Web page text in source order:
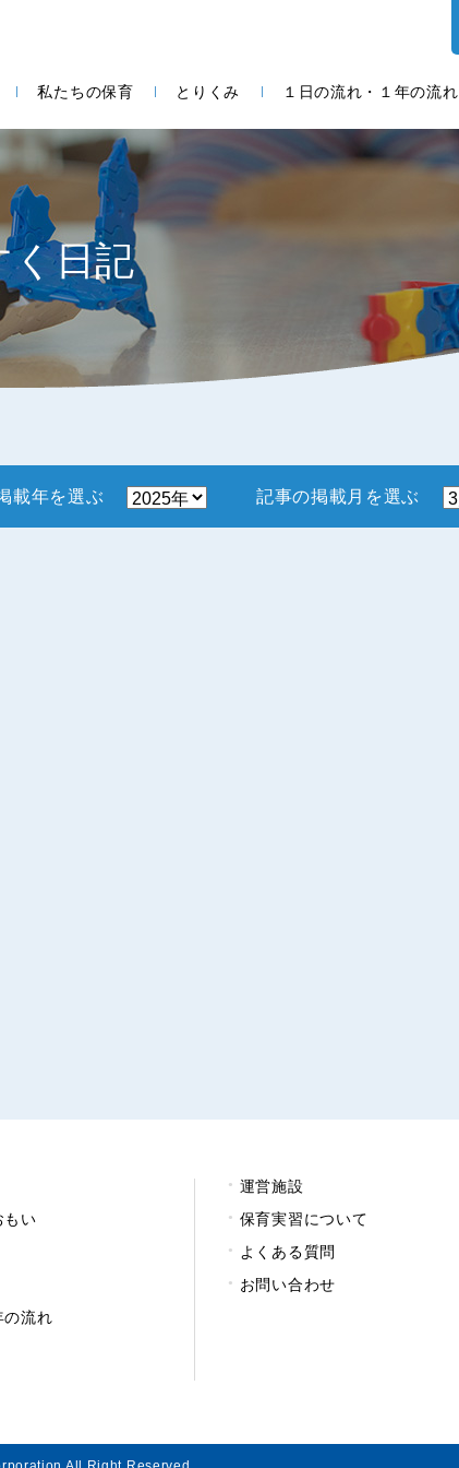
私たちの保育 とりくみ １日の流れ・１年の流れ
く日記
載年を選ぶ 記事の掲載月を選ぶ
もい
の流れ
運営施設
保育実習について
よくある質問
お問い合わせ